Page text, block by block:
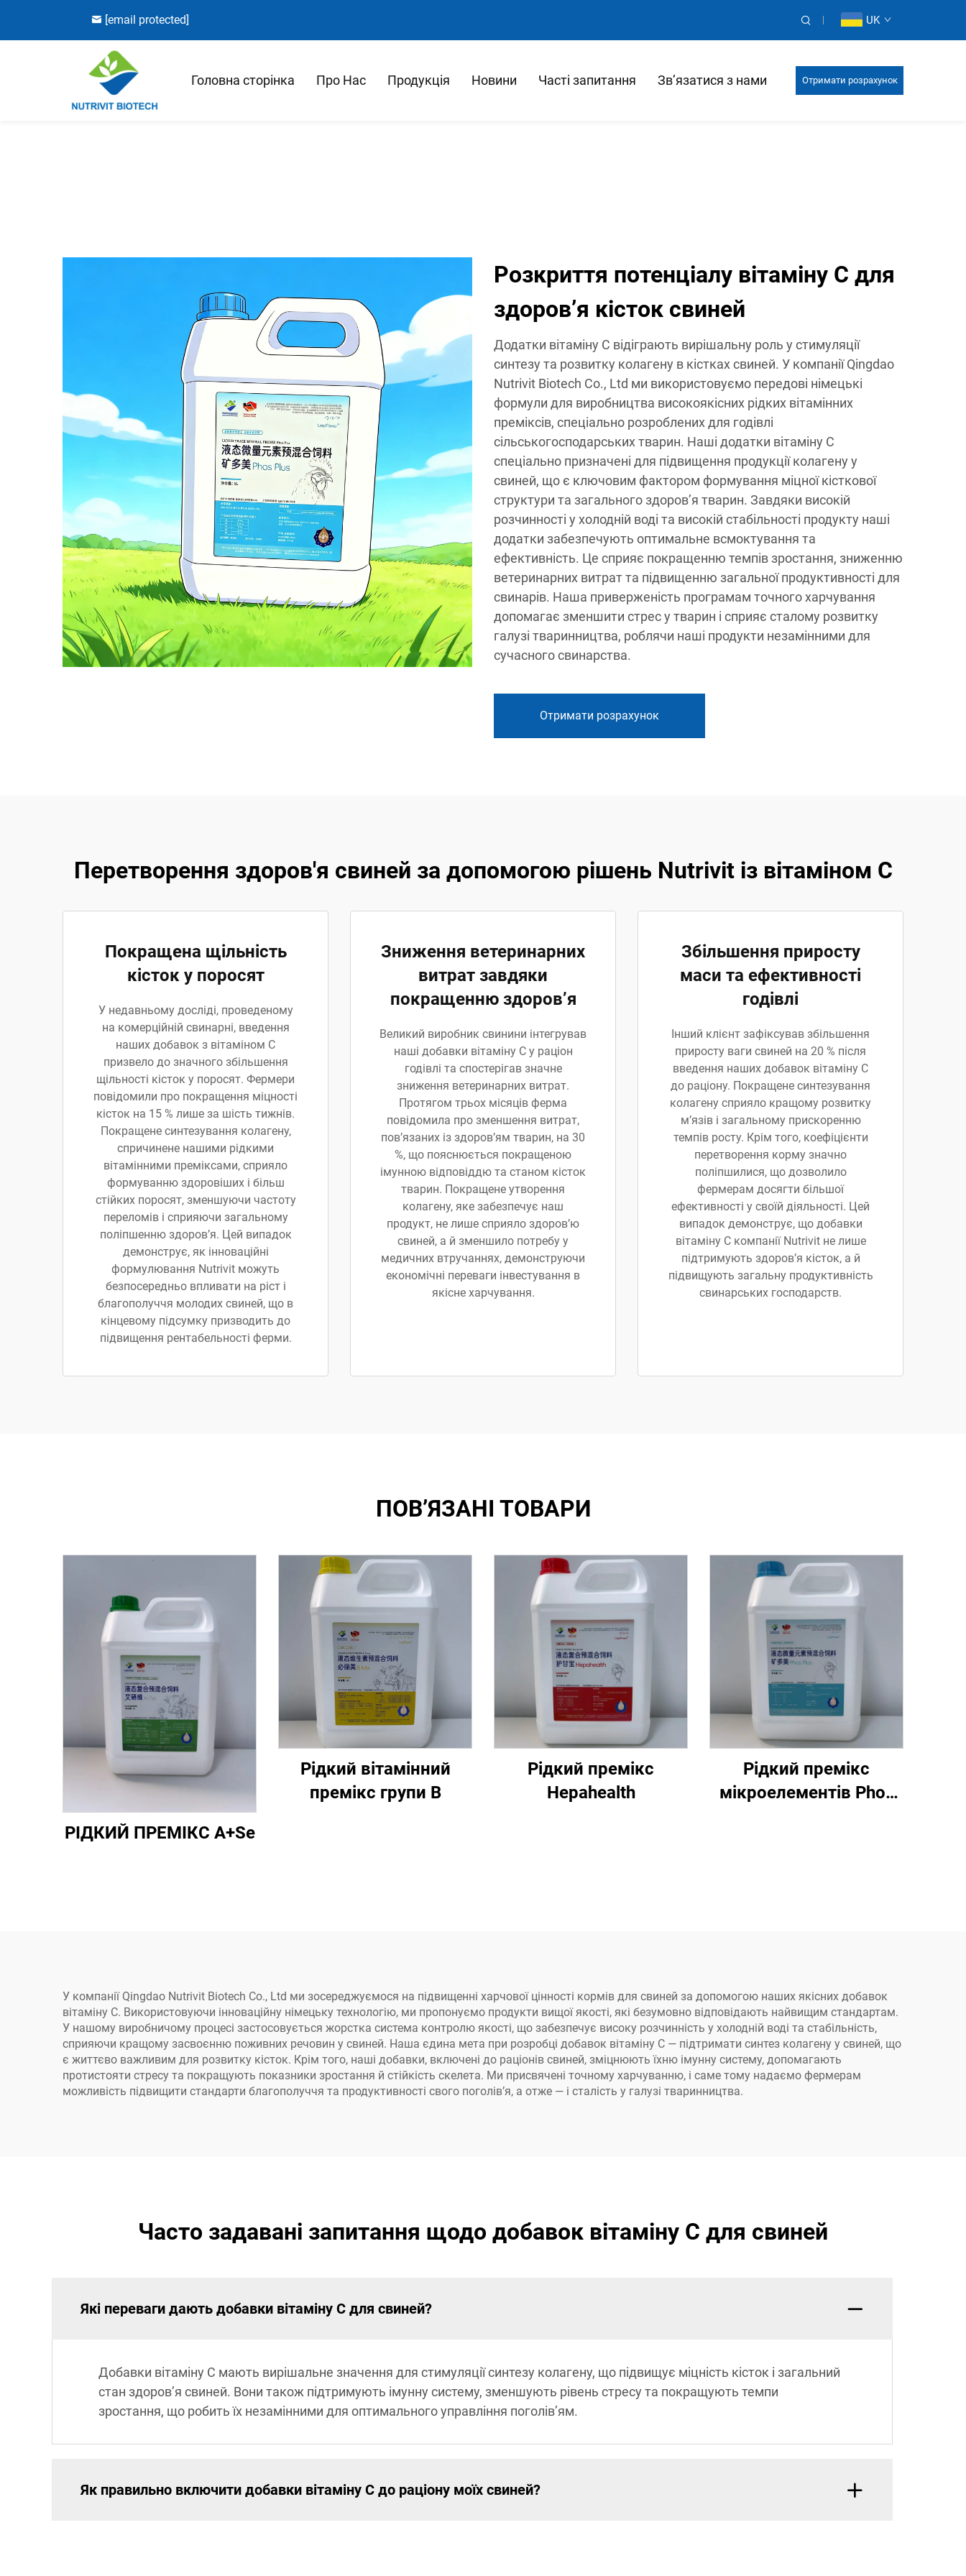
[email protected] UK
Головна сторінка Про Нас Продукція Новини Часті запитання Зв’язатися з нами Отримати розрахунок
Розкриття потенціалу вітаміну C для
здоров’я кісток свиней
Додатки вітаміну C відіграють вирішальну роль у стимуляції
синтезу та розвитку колагену в кістках свиней. У компанії Qingdao
Nutrivit Biotech Co., Ltd ми використовуємо передові німецькі
формули для виробництва високоякісних рідких вітамінних
преміксів, спеціально розроблених для годівлі
сільськогосподарських тварин. Наші додатки вітаміну C
спеціально призначені для підвищення продукції колагену у
свиней, що є ключовим фактором формування міцної кісткової
структури та загального здоров’я тварин. Завдяки високій
розчинності у холодній воді та високій стабільності продукту наші
додатки забезпечують оптимальне всмоктування та
ефективність. Це сприяє покращенню темпів зростання, зниженню
ветеринарних витрат та підвищенню загальної продуктивності для
свинарів. Наша приверженість програмам точного харчування
допомагає зменшити стрес у тварин і сприяє сталому розвитку
галузі тваринництва, роблячи наші продукти незамінними для
сучасного свинарства.
Отримати розрахунок
Перетворення здоров'я свиней за допомогою рішень Nutrivit із вітаміном C
Покращена щільність
кісток у поросят
У недавньому досліді, проведеному
на комерційній свинарні, введення
наших добавок з вітаміном C
призвело до значного збільшення
щільності кісток у поросят. Фермери
повідомили про покращення міцності
кісток на 15 % лише за шість тижнів.
Покращене синтезування колагену,
спричинене нашими рідкими
вітамінними преміксами, сприяло
формуванню здоровіших і більш
стійких поросят, зменшуючи частоту
переломів і сприяючи загальному
поліпшенню здоров’я. Цей випадок
демонструє, як інноваційні
формулювання Nutrivit можуть
безпосередньо впливати на ріст і
благополуччя молодих свиней, що в
кінцевому підсумку призводить до
підвищення рентабельності ферми.
Зниження ветеринарних
витрат завдяки
покращенню здоров’я
Великий виробник свинини інтегрував
наші добавки вітаміну С у раціон
годівлі та спостерігав значне
зниження ветеринарних витрат.
Протягом трьох місяців ферма
повідомила про зменшення витрат,
пов’язаних із здоров’ям тварин, на 30
%, що пояснюється покращеною
імунною відповіддю та станом кісток
тварин. Покращене утворення
колагену, яке забезпечує наш
продукт, не лише сприяло здоров’ю
свиней, а й зменшило потребу у
медичних втручаннях, демонструючи
економічні переваги інвестування в
якісне харчування.
Збільшення приросту
маси та ефективності
годівлі
Інший клієнт зафіксував збільшення
приросту ваги свиней на 20 % після
введення наших добавок вітаміну С
до раціону. Покращене синтезування
колагену сприяло кращому розвитку
м’язів і загальному прискоренню
темпів росту. Крім того, коефіцієнти
перетворення корму значно
поліпшилися, що дозволило
фермерам досягти більшої
ефективності у своїй діяльності. Цей
випадок демонструє, що добавки
вітаміну С компанії Nutrivit не лише
підтримують здоров’я кісток, а й
підвищують загальну продуктивність
свинарських господарств.
ПОВ’ЯЗАНІ ТОВАРИ
РІДКИЙ ПРЕМІКС A+Se
Рідкий вітамінний
премікс групи В
Рідкий премікс
Hepahealth
Рідкий премікс
мікроелементів Phos
У компанії Qingdao Nutrivit Biotech Co., Ltd ми зосереджуємося на підвищенні харчової цінності кормів для свиней за допомогою наших якісних добавок
вітаміну C. Використовуючи інноваційну німецьку технологію, ми пропонуємо продукти вищої якості, які безумовно відповідають найвищим стандартам.
У нашому виробничому процесі застосовується жорстка система контролю якості, що забезпечує високу розчинність у холодній воді та стабільність,
сприяючи кращому засвоєнню поживних речовин у свиней. Наша єдина мета при розробці добавок вітаміну C — підтримати синтез колагену у свиней, що
є життєво важливим для розвитку кісток. Крім того, наші добавки, включені до раціонів свиней, зміцнюють їхню імунну систему, допомагають
протистояти стресу та покращують показники зростання й стійкість скелета. Ми присвячені точному харчуванню, і саме тому надаємо фермерам
можливість підвищити стандарти благополуччя та продуктивності свого поголів’я, а отже — і сталість у галузі тваринництва.
Часто задавані запитання щодо добавок вітаміну C для свиней
Які переваги дають добавки вітаміну C для свиней?
Добавки вітаміну C мають вирішальне значення для стимуляції синтезу колагену, що підвищує міцність кісток і загальний
стан здоров’я свиней. Вони також підтримують імунну систему, зменшують рівень стресу та покращують темпи
зростання, що робить їх незамінними для оптимального управління поголів’ям.
Як правильно включити добавки вітаміну C до раціону моїх свиней?